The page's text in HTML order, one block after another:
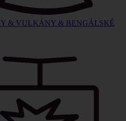
& VULKÁNY & BENGÁLSKÉ